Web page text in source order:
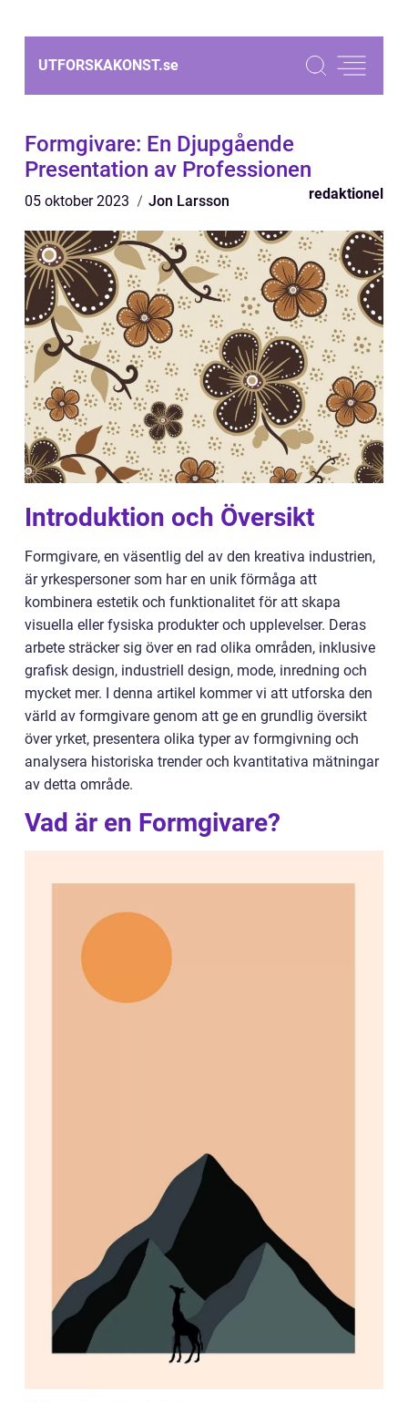
UTFORSKAKONST.se
Formgivare: En Djupgående
Presentation av Professionen
05 oktober 2023 Jon Larsson redaktionel
Introduktion och Översikt
Formgivare, en väsentlig del av den kreativa industrien,
är yrkespersoner som har en unik förmåga att
kombinera estetik och funktionalitet för att skapa
visuella eller fysiska produkter och upplevelser. Deras
arbete sträcker sig över en rad olika områden, inklusive
grafisk design, industriell design, mode, inredning och
mycket mer. I denna artikel kommer vi att utforska den
värld av formgivare genom att ge en grundlig översikt
över yrket, presentera olika typer av formgivning och
analysera historiska trender och kvantitativa mätningar
av detta område.
Vad är en Formgivare?